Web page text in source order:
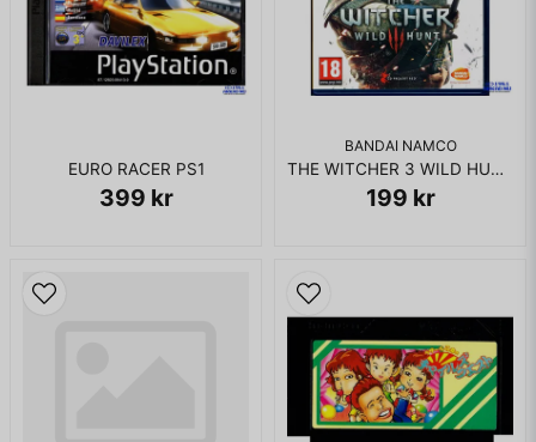
EURO RACER PS1
399 kr
BANDAI NAMCO
THE WITCHER 3 WILD HUNT GAME OF THE YEAR EDITION PS4
199 kr